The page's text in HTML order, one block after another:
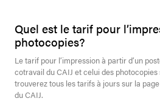
Quel est le tarif pour
photocopies?
Le tarif pour l’impression à partir d’un
cotravail du CAIJ et celui des photocopies
trouverez tous les tarifs à jours sur la
du CAIJ.